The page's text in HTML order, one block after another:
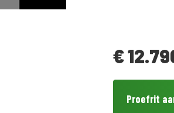
€
Proefrit